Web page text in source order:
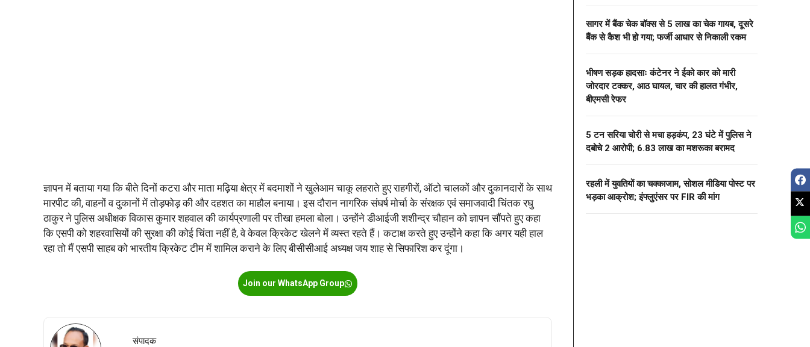
ज्ञापन में बताया गया कि बीते दिनों कटरा और माता मढ़िया क्षेत्र में बदमाशों ने खुलेआम चाकू लहराते हुए राहगीरों, ऑटो चालकों और दुकानदारों के साथ
मारपीट की, वाहनों व दुकानों में तोड़फोड़ की और दहशत का माहौल बनाया। इस दौरान नागरिक संघर्ष मोर्चा के संरक्षक एवं समाजवादी चिंतक रघु
ठाकुर ने पुलिस अधीक्षक विकास कुमार शहवाल की कार्यप्रणाली पर तीखा हमला बोला। उन्होंने डीआईजी शशीन्द्र चौहान को ज्ञापन सौंपते हुए कहा
कि एसपी को शहरवासियों की सुरक्षा की कोई चिंता नहीं है, वे केवल क्रिकेट खेलने में व्यस्त रहते हैं। कटाक्ष करते हुए उन्होंने कहा कि अगर यही हाल
रहा तो मैं एसपी साहब को भारतीय क्रिकेट टीम में शामिल कराने के लिए बीसीसीआई अध्यक्ष जय शाह से सिफारिश कर दूंगा।
Join our WhatsApp Group
संपादक
सागर में बैंक चेक बॉक्स से 5 लाख का चेक गायब, दूसरे
बैंक से कैश भी हो गया; फर्जी आधार से निकाली रकम
भीषण सड़क हादसाः कंटेनर ने ईको कार को मारी
जोरदार टक्कर, आठ घायल, चार की हालत गंभीर,
बीएमसी रेफर
5 टन सरिया चोरी से मचा हड़कंप, 23 घंटे में पुलिस ने
दबोचे 2 आरोपी; 6.83 लाख का मशरूका बरामद
रहली में युवतियों का चक्काजाम, सोशल मीडिया पोस्ट पर
भड़का आक्रोश; इंफ्लुएंसर पर FIR की मांग